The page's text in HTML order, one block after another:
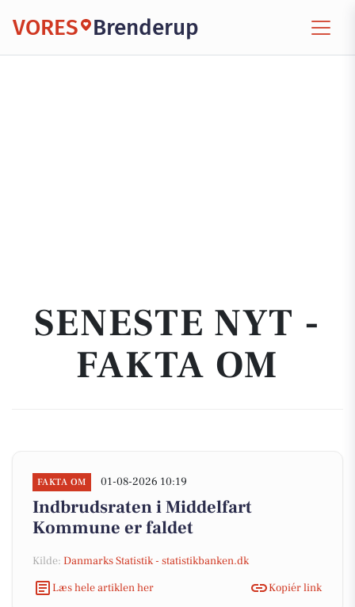
VORES Brenderup
SENESTE NYT -
FAKTA OM
FAKTA OM 01-08-2026 10:19
Indbrudsraten i Middelfart
Kommune er faldet
Kilde: Danmarks Statistik - statistikbanken.dk
Læs hele artiklen her
Kopiér link